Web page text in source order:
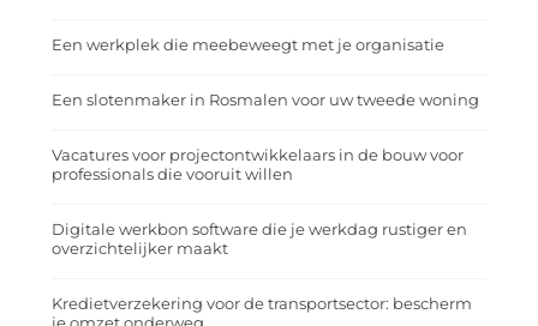
Een werkplek die meebeweegt met je organisatie
Een slotenmaker in Rosmalen voor uw tweede woning
Vacatures voor projectontwikkelaars in de bouw voor
professionals die vooruit willen
Digitale werkbon software die je werkdag rustiger en
overzichtelijker maakt
Kredietverzekering voor de transportsector: bescherm